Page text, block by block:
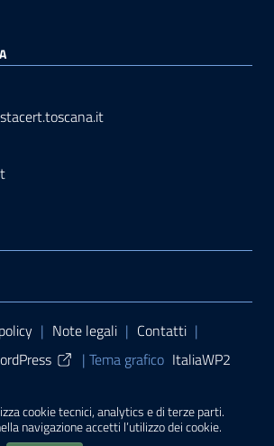
cookie tecnici, analytics e di terze parti.
navigazione accetti l’utilizzo dei cookie.
Utili
| Note legali | Contatti |
| Tema grafico ItaliaWP2
L. 145/2018 della Regione Toscana